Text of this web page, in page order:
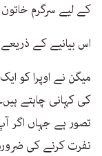
کے لیے سرگرم
اس بیانیے کے
میگن نے اوپرا کو
کی کہانی چاہتے
تصور ہے جہاں اگر
نفرت کرنے کی